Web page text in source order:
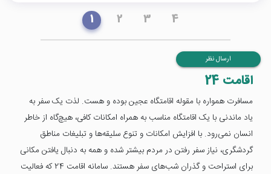
1 2 3 4
ارسال نظر
اقامت 24
مسافرت همواره با مقوله اقامتگاه عجین بوده و هست. لذت یک سفر به
یاد ماندنی با یک اقامتگاه مناسب به همراه امکانات کافی، هیچ‌گاه از خاطر
انسان نمی‌رود. با افزایش امکانات و تنوع سلیقه‌ها و تبلیغات مناطق
گردشگری، نیاز سفر رفتن در مردم بیشتر شده و همه به دنبال یافتن مکانی
برای استراحت و گذران شب‌های سفر هستند. سامانه اقامت 24 که فعالیت